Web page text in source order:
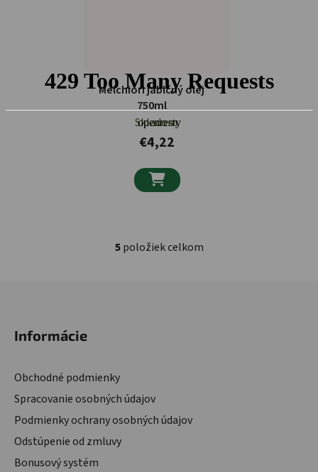
Melchiori jablčný olej
750ml
Skladom.
€4,22

Ovládacie prvky výpisu
5položiek celkom
Informácie
Obchodné podmienky
Spracovanie osobných údajov
Podmienky ochrany osobných údajov
Odstúpenie od zmluvy
Bonusový systém